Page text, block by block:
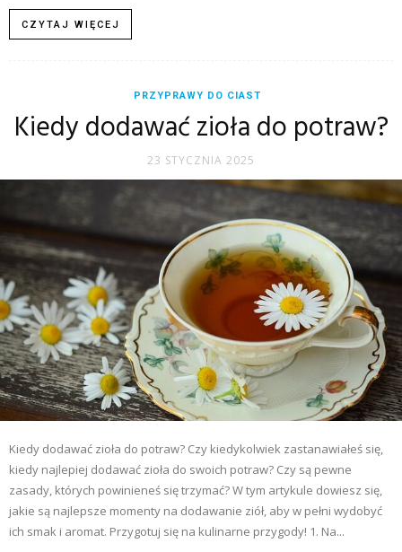
CZYTAJ WIĘCEJ
PRZYPRAWY DO CIAST
Kiedy dodawać zioła do potraw?
23 STYCZNIA 2025
Kiedy dodawać zioła do potraw? Czy kiedykolwiek zastanawiałeś się,
kiedy najlepiej dodawać zioła do swoich potraw? Czy są pewne
zasady, których powinieneś się trzymać? W tym artykule dowiesz się,
jakie są najlepsze momenty na dodawanie ziół, aby w pełni wydobyć
ich smak i aromat. Przygotuj się na kulinarne przygody! 1. Na...